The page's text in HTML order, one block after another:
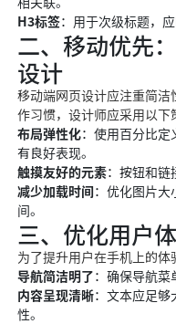
H3标签：用于次级标题，
二、移动优先
设计
移动端网页设计应注重简
作习惯，设计师应采用以下
布局弹性化：使用百分比定
有良好表现。
触摸友好的元素：按钮和链
减少加载时间：优化图片大
间。
三、优化用户
为了提升用户在手机上的体
导航简洁明了：确保导航菜
内容呈现清晰：文本应足够
性。